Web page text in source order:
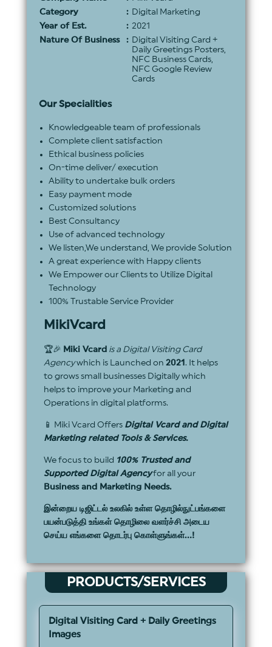
Category
: Digital Marketing
Year of Est.
: 2021
Nature Of Business
: Digital Visiting Card +
Daily Greetings Posters,
NFC Business Cards,
NFC Google Review
Cards
Our Specialities
Knowledgeable team of professionals
Complete client satisfaction
Ethical business policies
On-time deliver/ execution
Ability to undertake bulk orders
Easy payment mode
Customized solutions
Best Consultancy
Use of advanced technology
We listen,We understand, We provide Solution
A great experience with Happy clients
We Empower our Clients to Utilize Digital
Technology
100% Trustable Service Provider
MikiVcard
🏆🎉 Miki Vcard is a Digital Visiting Card
Agencywhich is Launched on 2021 . It helps
to grows small businesses Digitally which
helps to improve your Marketing and
Operations in digital platforms.
📱 Miki Vcard Offers Digital Vcard and Digital
Marketing related Tools & Services.
We focus to build 100% Trusted and
Supported Digital Agencyfor all your
Business and Marketing Needs.
இன்றைய டிஜிட்டல் உலகில் உள்ள தொழில்நுட்பங்களை
பயன்படுத்தி உங்கள் தொழிலை வளர்ச்சி அடைய
செய்ய எங்களை தொடர்பு கொள்ளுங்கள்…!
PRODUCTS/SERVICES
Digital Visiting Card + Daily Greetings
Images